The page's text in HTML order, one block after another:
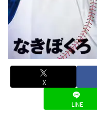
X
LINE